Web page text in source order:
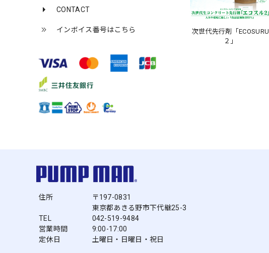
CONTACT
インボイス番号はこちら
次世代先行剤「ECOSURU
２」
住所
〒197-0831
東京都あきる野市下代継25-3
TEL
042-519-9484
営業時間
9:00-17:00
定休日
土曜日・日曜日・祝日